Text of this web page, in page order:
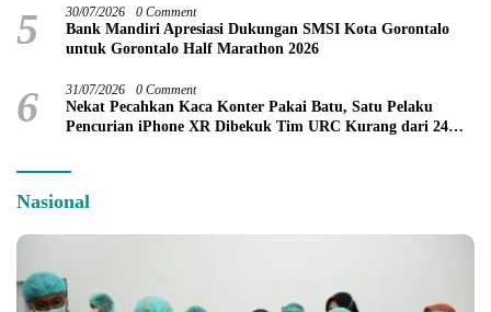
5 30/07/2026 0 Comment
Bank Mandiri Apresiasi Dukungan SMSI Kota Gorontalo
untuk Gorontalo Half Marathon 2026
6 31/07/2026 0 Comment
Nekat Pecahkan Kaca Konter Pakai Batu, Satu Pelaku
Pencurian iPhone XR Dibekuk Tim URC Kurang dari 24
Nasional